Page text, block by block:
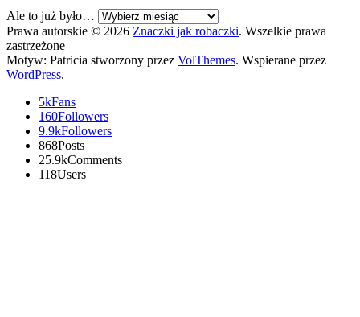
Ale to już było…
Prawa autorskie © 2026 Znaczki jak robaczki. Wszelkie prawa
zastrzeżone
Motyw: Patricia stworzony przez VolThemes. Wspierane przez
WordPress.
5kFans
160Followers
9.9kFollowers
868Posts
25.9kComments
118Users